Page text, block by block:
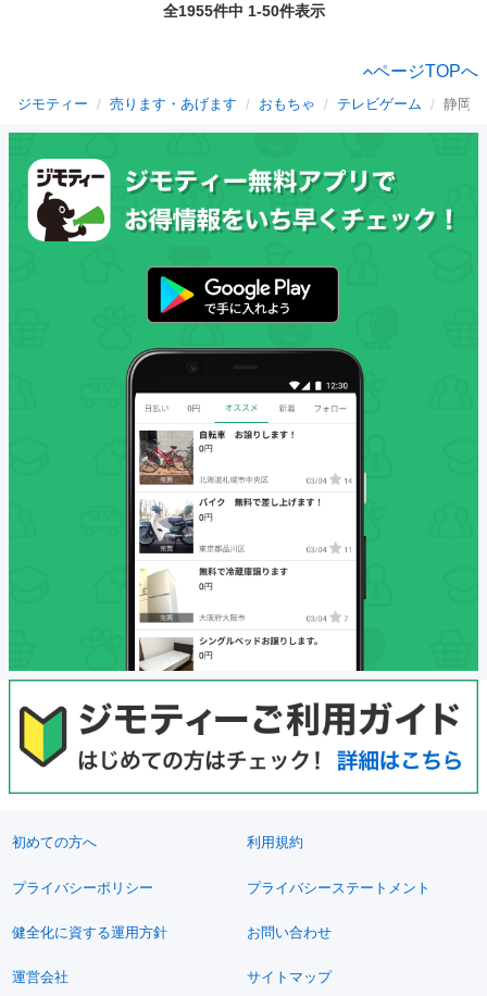
全1955件中 1-50件表示
ページTOPへ
ジモティー 売ります・あげます おもちゃ テレビゲーム 静岡
初めての方へ 利用規約
プライバシーポリシー プライバシーステートメント
健全化に資する運用方針 お問い合わせ
運営会社 サイトマップ